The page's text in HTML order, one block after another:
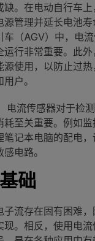
缺。在电动自行车
源管理并延长电池
车（AGV）中，电
运行非常重要。此
源使用，以防止过
户。
电流传感器对于检
耗至关重要。例如
笔记本电脑的配电
电路。
础
子流存在固有困难
现。相反，使用电